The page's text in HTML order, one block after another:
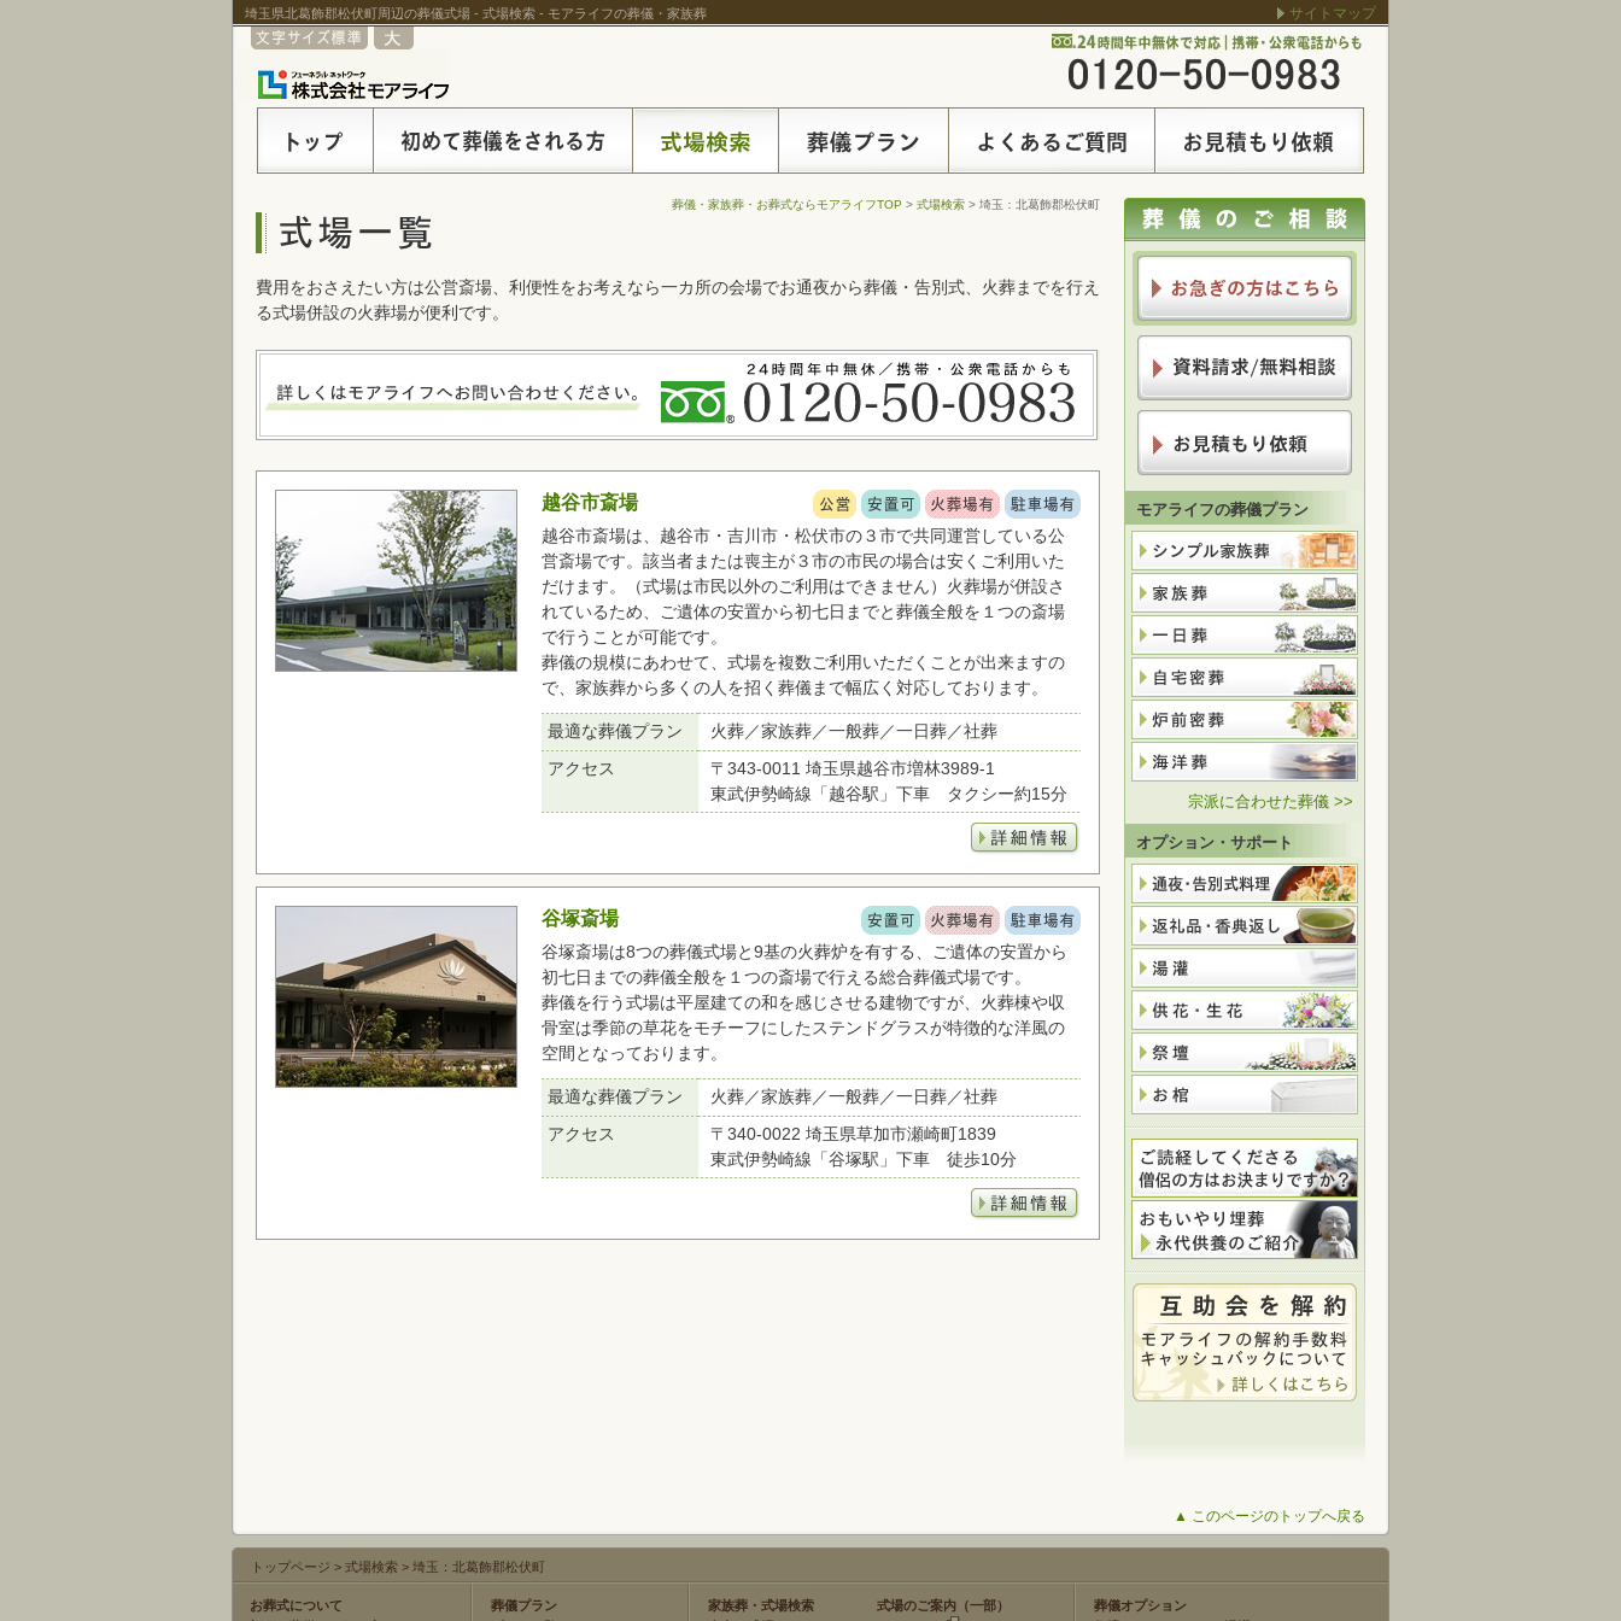
埼玉県北葛飾郡松伏町周辺の葬儀式場 - 式場検索 - モアライフの葬儀・家族葬 サイトマップ
葬儀・家族葬・お葬式ならモアライフTOP > 式場検索 > 埼玉：北葛飾郡松伏町
費用をおさえたい方は公営斎場、利便性をお考えなら一カ所の会場でお通夜から葬儀・告別式、火葬までを行え
る式場併設の火葬場が便利です。
越谷市斎場
越谷市斎場は、越谷市・吉川市・松伏市の３市で共同運営している公
営斎場です。該当者または喪主が３市の市民の場合は安くご利用いた
だけます。（式場は市民以外のご利用はできません）火葬場が併設さ
れているため、ご遺体の安置から初七日までと葬儀全般を１つの斎場
で行うことが可能です。
葬儀の規模にあわせて、式場を複数ご利用いただくことが出来ますの
で、家族葬から多くの人を招く葬儀まで幅広く対応しております。
最適な葬儀プラン
火葬／家族葬／一般葬／一日葬／社葬
アクセス
〒343-0011 埼玉県越谷市増林3989-1
東武伊勢崎線「越谷駅」下車 タクシー約15分
谷塚斎場
谷塚斎場は8つの葬儀式場と9基の火葬炉を有する、ご遺体の安置から
初七日までの葬儀全般を１つの斎場で行える総合葬儀式場です。
葬儀を行う式場は平屋建ての和を感じさせる建物ですが、火葬棟や収
骨室は季節の草花をモチーフにしたステンドグラスが特徴的な洋風の
空間となっております。
最適な葬儀プラン
火葬／家族葬／一般葬／一日葬／社葬
アクセス
〒340-0022 埼玉県草加市瀬崎町1839
東武伊勢崎線「谷塚駅」下車 徒歩10分
モアライフの葬儀プラン
宗派に合わせた葬儀 >>
オプション・サポート
▲ このページのトップへ戻る
トップページ > 式場検索 > 埼玉：北葛飾郡松伏町
お葬式について
葬儀プラン
家族葬・式場検索
式場のご案内（一部）
葬儀オプション